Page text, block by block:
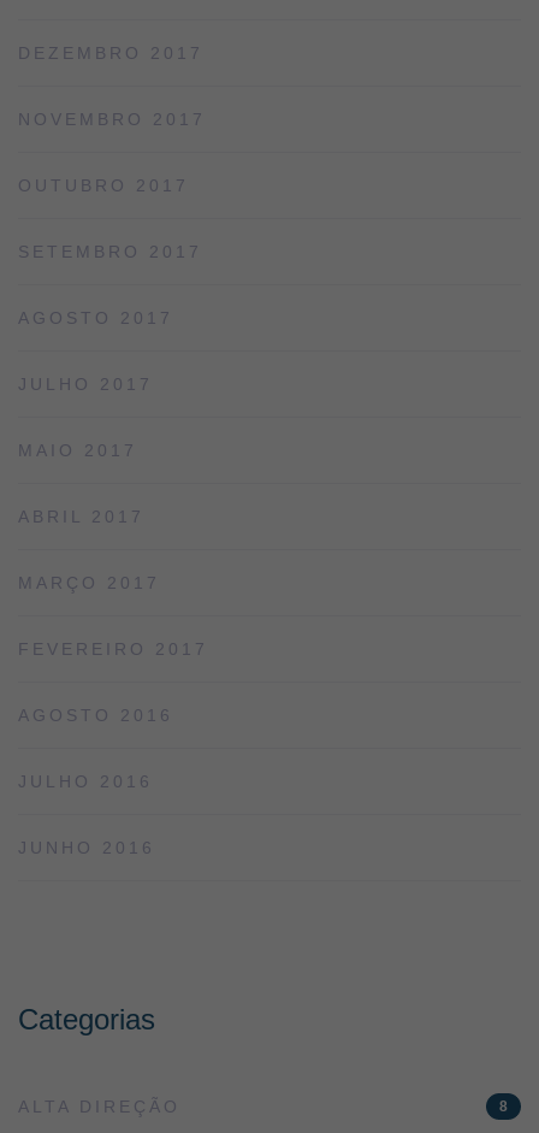
DEZEMBRO 2017
NOVEMBRO 2017
OUTUBRO 2017
SETEMBRO 2017
AGOSTO 2017
JULHO 2017
MAIO 2017
ABRIL 2017
MARÇO 2017
FEVEREIRO 2017
AGOSTO 2016
JULHO 2016
JUNHO 2016
Categorias
ALTA DIREÇÃO 8